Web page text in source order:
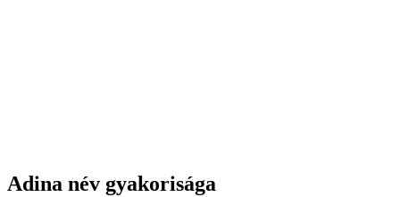
Adina név gyakorisága